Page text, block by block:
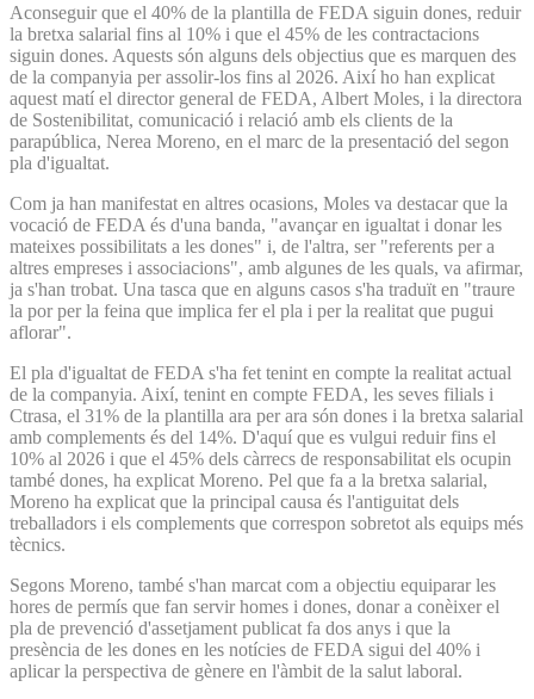
Aconseguir que el 40% de la plantilla de FEDA siguin dones, reduir
la bretxa salarial fins al 10% i que el 45% de les contractacions
siguin dones. Aquests són alguns dels objectius que es marquen des
de la companyia per assolir-los fins al 2026. Així ho han explicat
aquest matí el director general de FEDA, Albert Moles, i la directora
de Sostenibilitat, comunicació i relació amb els clients de la
parapública, Nerea Moreno, en el marc de la presentació del segon
pla d'igualtat.
Com ja han manifestat en altres ocasions, Moles va destacar que la
vocació de FEDA és d'una banda, "avançar en igualtat i donar les
mateixes possibilitats a les dones" i, de l'altra, ser "referents per a
altres empreses i associacions", amb algunes de les quals, va afirmar,
ja s'han trobat. Una tasca que en alguns casos s'ha traduït en "traure
la por per la feina que implica fer el pla i per la realitat que pugui
aflorar".
El pla d'igualtat de FEDA s'ha fet tenint en compte la realitat actual
de la companyia. Així, tenint en compte FEDA, les seves filials i
Ctrasa, el 31% de la plantilla ara per ara són dones i la bretxa salarial
amb complements és del 14%. D'aquí que es vulgui reduir fins el
10% al 2026 i que el 45% dels càrrecs de responsabilitat els ocupin
també dones, ha explicat Moreno. Pel que fa a la bretxa salarial,
Moreno ha explicat que la principal causa és l'antiguitat dels
treballadors i els complements que correspon sobretot als equips més
tècnics.
Segons Moreno, també s'han marcat com a objectiu equiparar les
hores de permís que fan servir homes i dones, donar a conèixer el
pla de prevenció d'assetjament publicat fa dos anys i que la
presència de les dones en les notícies de FEDA sigui del 40% i
aplicar la perspectiva de gènere en l'àmbit de la salut laboral.